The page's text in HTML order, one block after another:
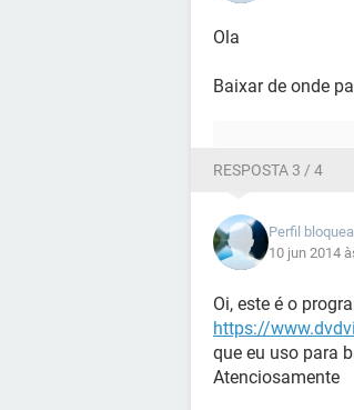
Ola
Baixar de onde
RESPOSTA 3 / 4
Perfil
10 jun 2014
Oi, este é o
https://
que eu uso para
Atenciosamente